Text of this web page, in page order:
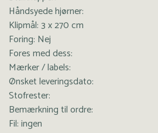
Håndsyede hjørner:
Klipmål: 3 x 270 cm
Foring: Nej
Fores med dess:
Mærker / labels:
Ønsket leveringsdato:
Stofrester:
Bemærkning til ordre:
Fil: ingen